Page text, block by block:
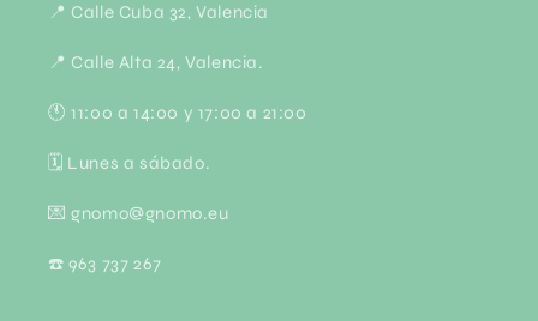
📍 Calle Cuba 32, Valencia
📍 Calle Alta 24, Valencia.
🕚 11:00 a 14:00 y 17:00 a 21:00
🗓 Lunes a sábado.
💌 gnomo@gnomo.eu
☎️ 963 737 267